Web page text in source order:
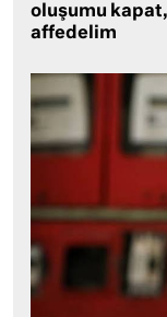
oluşumu kapat,
affedelim